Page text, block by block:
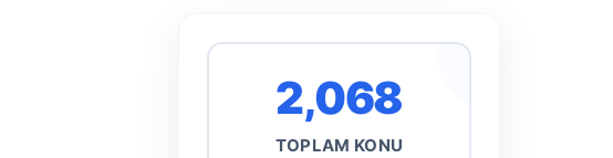
2,068
TOPLAM KONU